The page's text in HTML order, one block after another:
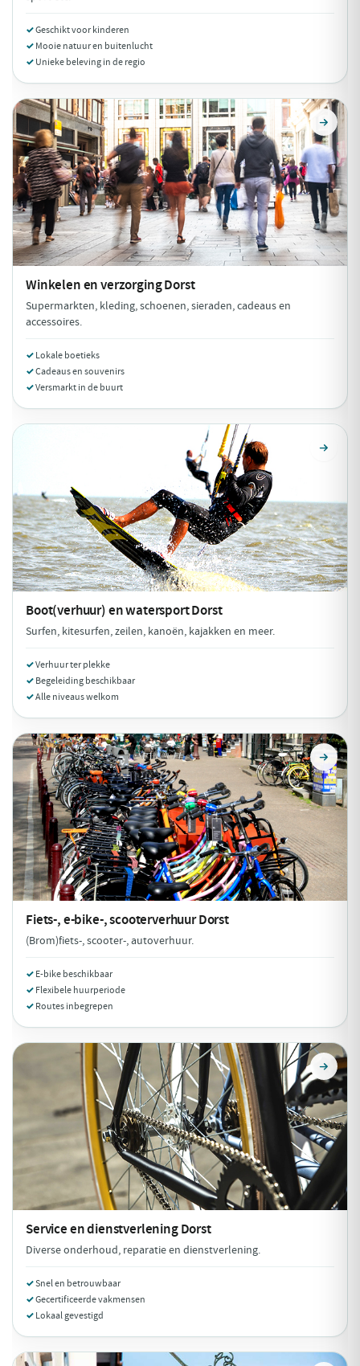
Geschikt voor kinderen
Mooie natuur en buitenlucht
Unieke beleving in de regio
Winkelen en verzorgingDorst
Supermarkten, kleding, schoenen, sieraden, cadeaus en
accessoires.
Lokale boetieks
Cadeaus en souvenirs
Versmarkt in de buurt
Boot(verhuur) en watersportDorst
Surfen, kitesurfen, zeilen, kanoën, kajakken en meer.
Verhuur ter plekke
Begeleiding beschikbaar
Alle niveaus welkom
Fiets-, e-bike-, scooterverhuurDorst
(Brom)fiets-, scooter-, autoverhuur.
E-bike beschikbaar
Flexibele huurperiode
Routes inbegrepen
Service en dienstverleningDorst
Diverse onderhoud, reparatie en dienstverlening.
Snel en betrouwbaar
Gecertificeerde vakmensen
Lokaal gevestigd